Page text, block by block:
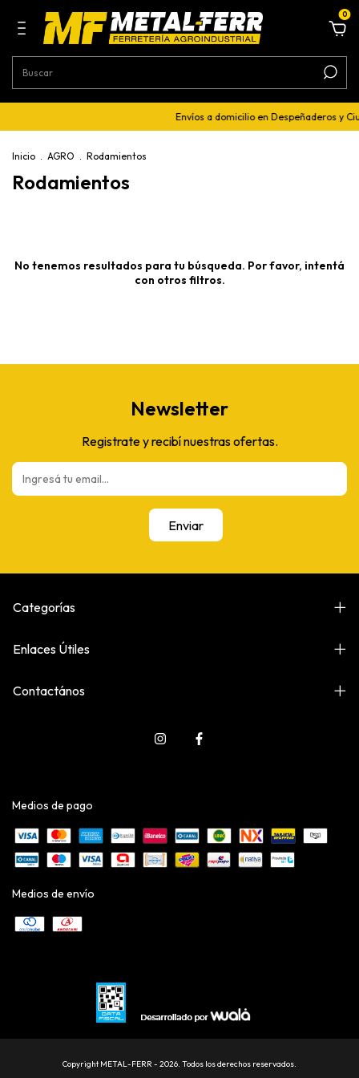
0
Envíos a domicilio en Despeñaderos y
Inicio . AGRO . Rodamientos
Rodamientos
No tenemos resultados para tu búsqueda. Por favor, intentá
con otros filtros.
Newsletter
Registrate y recibí nuestras ofertas.
Categorías
Enlaces Útiles
Contactános
Medios de pago
Medios de envío
Copyright METAL-FERR - 2026. Todos los derechos reservados.